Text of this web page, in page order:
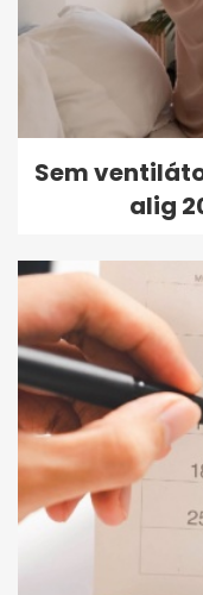
Sem
alig